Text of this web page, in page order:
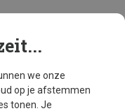
we onze
op je afstemmen
tonen. Je